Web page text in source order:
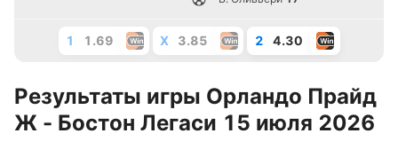
1 1.69 X 3.85 2 4.30
Результаты игры Орландо Прайд
Ж - Бостон Легаси 15 июля 2026